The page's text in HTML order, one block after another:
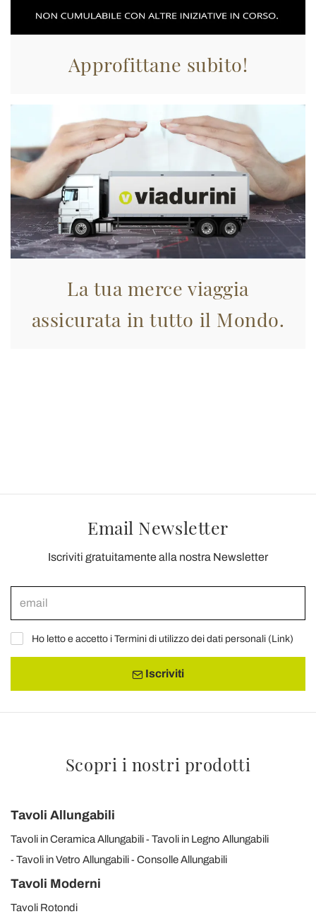
Approfittane subito!
La tua merce viaggia
assicurata in tutto il Mondo.
Email Newsletter
Iscriviti gratuitamente alla nostra Newsletter
Ho letto e accetto i Termini di utilizzo dei dati personali (Link)
Iscriviti
Scopri i nostri prodotti
Tavoli Allungabili
Tavoli in Ceramica Allungabili
Tavoli in Legno Allungabili
Tavoli in Vetro Allungabili
Consolle Allungabili
Tavoli Moderni
Tavoli Rotondi